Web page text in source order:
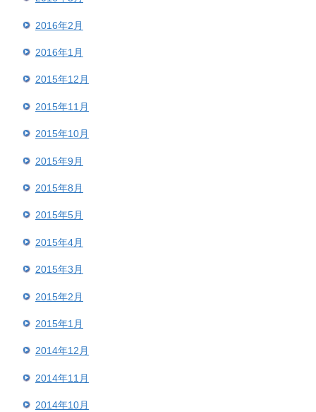
2016年2月
2016年1月
2015年12月
2015年11月
2015年10月
2015年9月
2015年8月
2015年5月
2015年4月
2015年3月
2015年2月
2015年1月
2014年12月
2014年11月
2014年10月